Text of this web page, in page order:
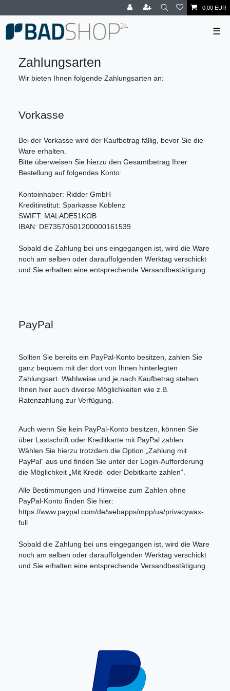
0,00 EUR
☰
Zahlungsarten
Wir bieten Ihnen folgende Zahlungsarten an:
Vorkasse
Bei der Vorkasse wird der Kaufbetrag fällig, bevor Sie die
Ware erhalten.
Bitte überweisen Sie hierzu den Gesamtbetrag Ihrer
Bestellung auf folgendes Konto:
Kontoinhaber: Ridder GmbH
Kreditinstitut: Sparkasse Koblenz
SWIFT: MALADE51KOB
IBAN: DE73570501200000161539
Sobald die Zahlung bei uns eingegangen ist, wird die Ware
noch am selben oder darauffolgenden Werktag verschickt
und Sie erhalten eine entsprechende Versandbestätigung.
PayPal
Sollten Sie bereits ein PayPal-Konto besitzen, zahlen Sie
ganz bequem mit der dort von Ihnen hinterlegten
Zahlungsart. Wahlweise und je nach Kaufbetrag stehen
Ihnen hier auch diverse Möglichkeiten wie z.B.
Ratenzahlung zur Verfügung.
Auch wenn Sie kein PayPal-Konto besitzen, können Sie
über Lastschrift oder Kreditkarte mit PayPal zahlen.
Wählen Sie hierzu trotzdem die Option „Zahlung mit
PayPal“ aus und finden Sie unter der Login-Aufforderung
die Möglichkeit „Mit Kredit- oder Debitkarte zahlen“.
Alle Bestimmungen und Hinweise zum Zahlen ohne
PayPal-Konto finden Sie hier:
https://www.paypal.com/de/webapps/mpp/ua/privacywax-
full
Sobald die Zahlung bei uns eingegangen ist, wird die Ware
noch am selben oder darauffolgenden Werktag verschickt
und Sie erhalten eine entsprechende Versandbestätigung.